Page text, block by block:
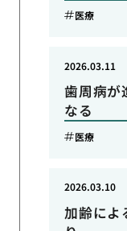
医療
歯周病が
なる
2026.03.11
医療
加齢によ
2026.03.10